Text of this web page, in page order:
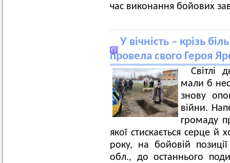
час виконання бойових
У вічність – крізь
провела свого Героя
Світлі
мали б
знову
війни.
громаду
якої стискається серце й
року, на бойовій
обл., до останнього